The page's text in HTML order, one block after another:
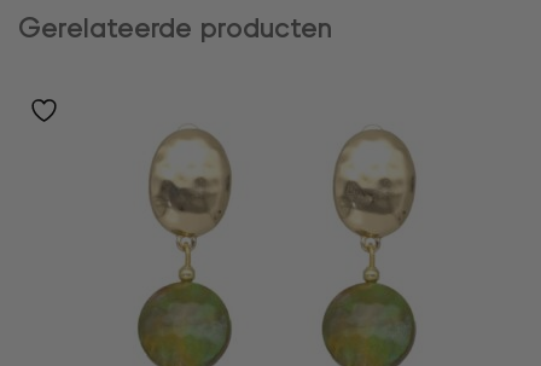
Gerelateerde producten